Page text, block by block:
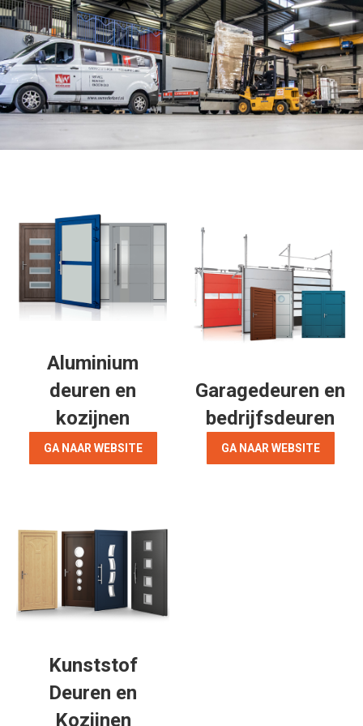
Aluminium
deuren en
kozijnen
GA NAAR WEBSITE
Garagedeuren en
bedrijfsdeuren
GA NAAR WEBSITE
Kunststof
Deuren en
Kozijnen